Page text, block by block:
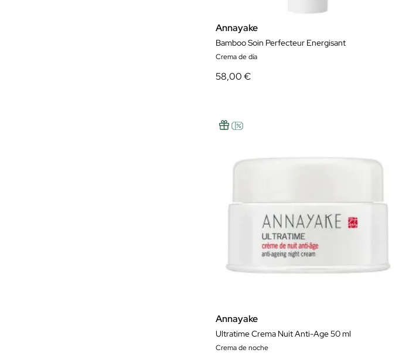
Annayake
Bamboo Soin Perfecteur Energisant
Crema de día
58,00 €
Annayake
Ultratime Crema Nuit Anti-Age 50 ml
Crema de noche